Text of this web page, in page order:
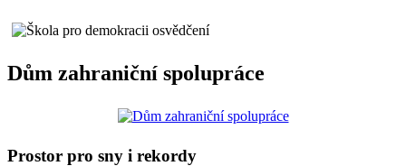
Dům zahraniční spolupráce
Prostor pro sny i rekordy